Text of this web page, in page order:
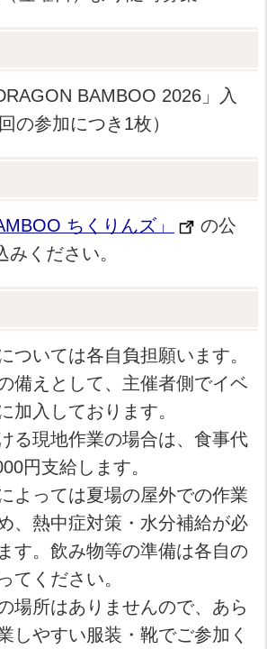
BAMBOO 2026」入
の参加につき1枚）
ちくりんズ」
の公
ください。
ついては各自負担願います。
備えとして、主催者側でイベ
加入しております。
る現地作業の場合は、食事代
円支給します。
よっては夏場の屋外での作業
、熱中症対策・水分補給が必
す。飲み物等の準備は各自の
てください。
場所はありませんので、あら
しやすい服装・靴でご参加く